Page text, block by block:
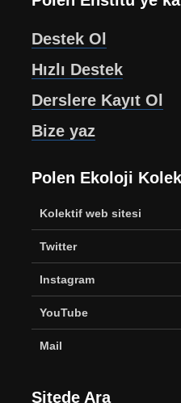
Destek Ol
Hızlı Destek
Derslere Kayıt Ol
Bize yaz
Polen Ekoloji
Kolektif web sitesi
Twitter
Instagram
YouTube
Mail
Sitede Ara